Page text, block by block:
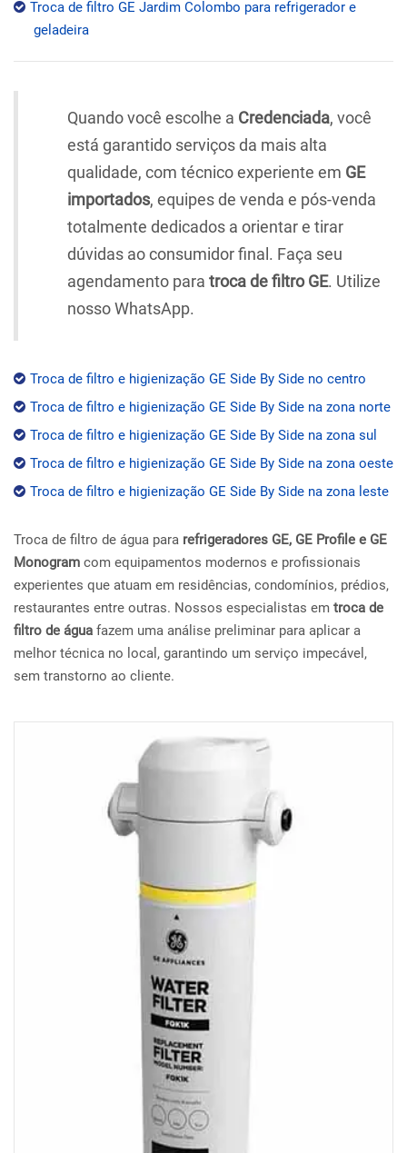
Troca de filtro GE Jardim Colombo para refrigerador e
geladeira
Quando você escolhe a Credenciada, você
está garantido serviços da mais alta
qualidade, com técnico experiente em GE
importados, equipes de venda e pós-venda
totalmente dedicados a orientar e tirar
dúvidas ao consumidor final. Faça seu
agendamento para troca de filtro GE. Utilize
nosso WhatsApp.
Troca de filtro e higienização GE Side By Side no centro
Troca de filtro e higienização GE Side By Side na zona norte
Troca de filtro e higienização GE Side By Side na zona sul
Troca de filtro e higienização GE Side By Side na zona oeste
Troca de filtro e higienização GE Side By Side na zona leste
Troca de filtro de água para refrigeradores GE, GE Profile e GE
Monogram com equipamentos modernos e profissionais
experientes que atuam em residências, condomínios, prédios,
restaurantes entre outras. Nossos especialistas em troca de
filtro de água fazem uma análise preliminar para aplicar a
melhor técnica no local, garantindo um serviço impecável,
sem transtorno ao cliente.